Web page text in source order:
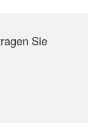
Sie